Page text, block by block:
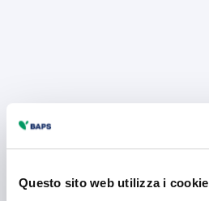
Questo sito web utilizza i cookie